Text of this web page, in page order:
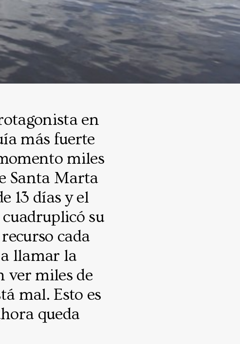
en
más fuerte
miles
Santa Marta
13 días y el
su
cada
llamar la
ver miles de
mal. Esto es
queda